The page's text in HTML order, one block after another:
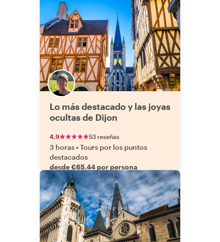
conocimiento increíble sobre todos
los lugares de interés y los
alrededores de Borgoña. Aprendimos
muchísimo de ella sobre diversos
edificios, diseños arquitectónicos y la
historia y cultura de Dijon. Fue
maravillosa y atenta con nuestro hijo
de diez años, y nos dio sugerencias y
recomendaciones fantásticas sobre
todo lo que Dijon y Borgoña tienen
para ofrecer. ¡No se arrepentirán de
reservar un tour con Chrystelle y
amiga!"
Lo más destacado y las joyas
ocultas de Dijon
4.9 53 reseñas
3 horas•Tours por los puntos
destacados
desde €65.44 por persona